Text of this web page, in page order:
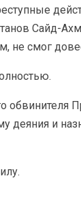
Сайд-
не смог
и